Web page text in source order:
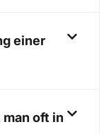
einer
oft in